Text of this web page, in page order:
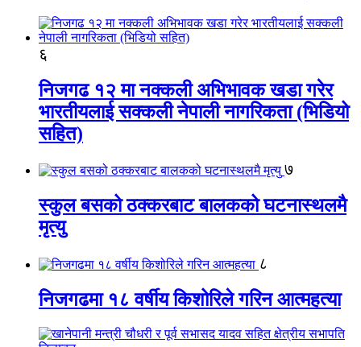
६
निजगढ १२ मा नक्कली अभिभावक खडा गरेर
भारतीयलाई सक्कली नेपाली नागरिकता (भिडियो
सहित)
७
स्कुल बसको ठक्करबाट बालकको घटनास्थलमै
मृत्यु
८
निजगढमा १८ वर्षीय किशोरिले गरिन आत्महत्या